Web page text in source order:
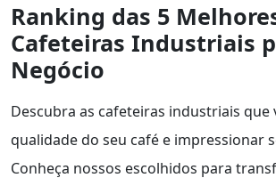
Ranking das 5
Cafeteiras Industriais
Negócio
Descubra as cafeteiras industriais que
qualidade do seu café e impressionar
Conheça nossos escolhidos para